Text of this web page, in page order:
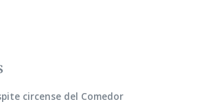
circense del Comedor